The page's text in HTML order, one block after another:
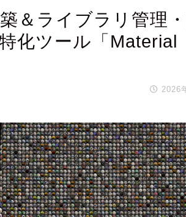
＆ライブラリ管理
化ツール「Material
2026